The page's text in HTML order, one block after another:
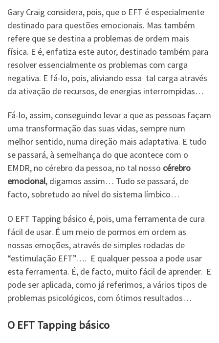
Gary Craig considera, pois, que o EFT é especialmente
destinado para questões emocionais. Mas também
refere que se destina a problemas de ordem mais
física. E é, enfatiza este autor, destinado também para
resolver essencialmente os problemas com carga
negativa. E fá-lo, pois, aliviando essa tal carga através
da ativação de recursos, de energias interrompidas…
Fá-lo, assim, conseguindo levar a que as pessoas façam
uma transformação das suas vidas, sempre num
melhor sentido, numa direção mais adaptativa. E tudo
se passará, à semelhança do que acontece com o
EMDR, no cérebro da pessoa, no tal nosso cérebro
emocional, digamos assim… Tudo se passará, de
facto, sobretudo ao nível do sistema límbico…
O EFT Tapping básico é, pois, uma ferramenta de cura
fácil de usar. É um meio de pormos em ordem as
nossas emoções, através de simples rodadas de
“estimulação EFT”…. E qualquer pessoa a pode usar
esta ferramenta. É, de facto, muito fácil de aprender. E
pode ser aplicada, como já referimos, a vários tipos de
problemas psicológicos, com ótimos resultados…
O EFT Tapping básico